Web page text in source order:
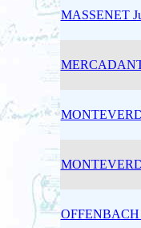
MASSENET
OFFENBACH